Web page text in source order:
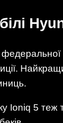
Ioniq 5 теж